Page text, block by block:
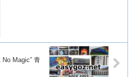
No Magic” 青